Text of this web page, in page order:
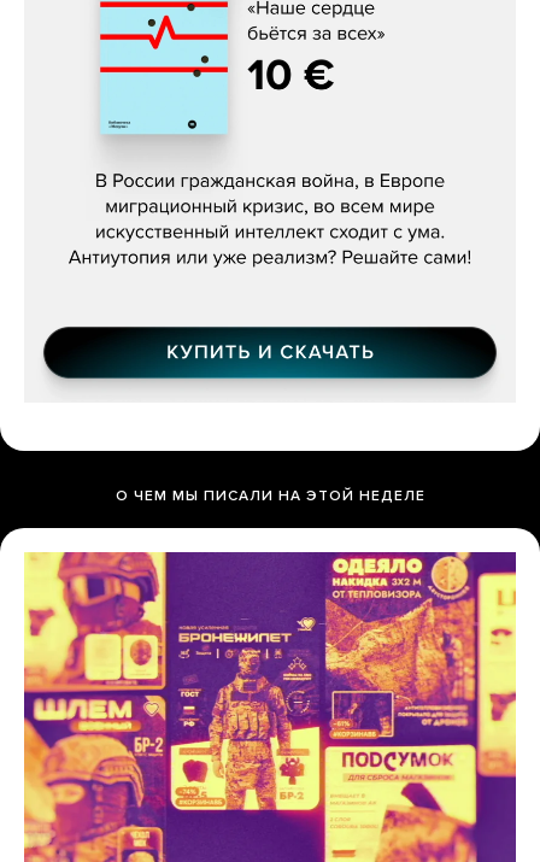
Константин Зарубин, «Наше сердце
О ЧЕМ МЫ ПИСАЛИ НА ЭТОЙ НЕДЕЛЕ